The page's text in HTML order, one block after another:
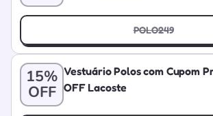
POLO249
15%
OFF
Vestuário Polos com Cupom
OFF Lacoste